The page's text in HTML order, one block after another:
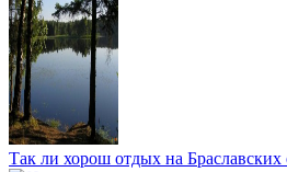
Так ли хорош отдых на Браславских